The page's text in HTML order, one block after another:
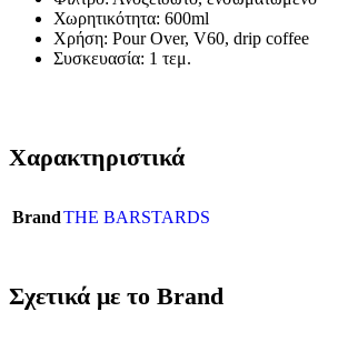
Χωρητικότητα: 600ml
Χρήση: Pour Over, V60, drip coffee
Συσκευασία: 1 τεμ.
Χαρακτηριστικά
BrandTHE BARSTARDS
Σχετικά με το Brand